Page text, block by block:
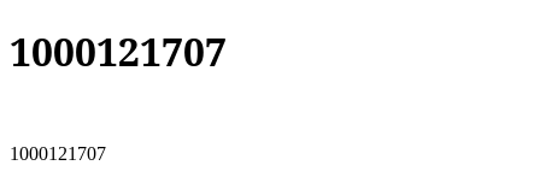
1000121707
1000121707